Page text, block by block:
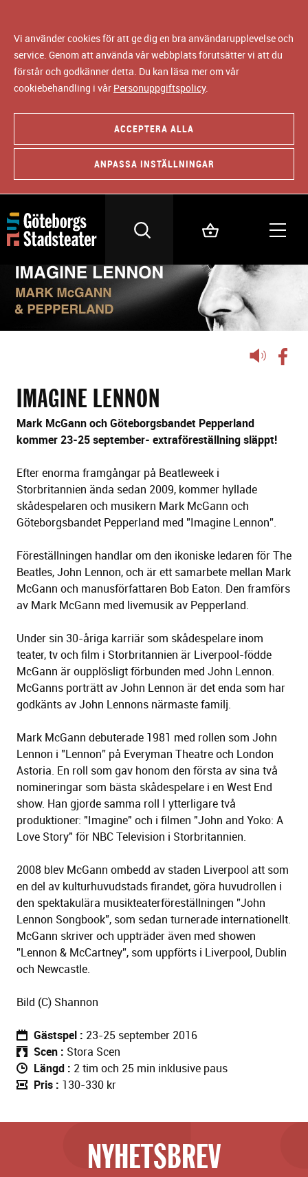
Vi använder cookies för att ge dig en bra användarupplevelse och
service. Genom att använda vår webbplats förutsätter vi att du
förstår och godkänner detta. Du kan läsa mer om vår
cookiebehandling i vår Personuppgiftspolicy.
ACCEPTERA ALLA
ANPASSA INSTÄLLNINGAR
Lyssna
IMAGINE LENNON
Mark McGann och Göteborgsbandet Pepperland
kommer 23-25 september- extraföreställning släppt!
Efter enorma framgångar på Beatleweek i
Storbritannien ända sedan 2009, kommer hyllade
skådespelaren och musikern Mark McGann och
Göteborgsbandet Pepperland med ”Imagine Lennon”.
Föreställningen handlar om den ikoniske ledaren för The
Beatles, John Lennon, och är ett samarbete mellan Mark
McGann och manusförfattaren Bob Eaton. Den framförs
av Mark McGann med livemusik av Pepperland.
Under sin 30-åriga karriär som skådespelare inom
teater, tv och film i Storbritannien är Liverpool-födde
McGann är oupplösligt förbunden med John Lennon.
McGanns porträtt av John Lennon är det enda som har
godkänts av John Lennons närmaste familj.
Mark McGann debuterade 1981 med rollen som John
Lennon i ”Lennon” på Everyman Theatreoch London
Astoria. En roll som gav honom den första av sina två
nomineringar som bästa skådespelare i en West End
show. Han gjorde samma roll I ytterligare två
produktioner: "Imagine" och i filmen "John and Yoko: A
Love Story" för NBCTelevision i Storbritannien.
2008 blev McGann ombedd av staden Liverpool att som
en del av kulturhuvudstads firandet, göra huvudrollen i
den spektakulära musikteaterföreställningen ”John
Lennon Songbook”, som sedan turnerade internationellt.
McGann skriver och uppträder även med showen
”Lennon & McCartney”, som uppförts i Liverpool, Dublin
och Newcastle.
Bild (C) Shannon
Gästspel
23-25 september 2016
Scen
Stora Scen
Längd
2 tim och 25 min inklusive paus
Pris
130-330 kr
NYHETSBREV